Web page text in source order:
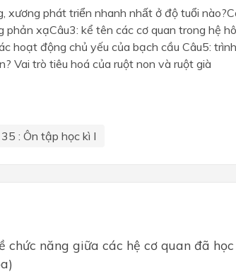
xương phát triển nhanh nhất ở độ tuổi
phản xạCâu3: kể tên các cơ quan trong hệ
hoạt động chủ yếu của bạch cầu Câu5:
Vai trò tiêu hoá của ruột non và ruột già
: Ôn tập học kì I
chức năng giữa các hệ cơ quan đã học